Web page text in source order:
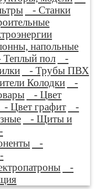
- Станки
напольные
пол
-
- Трубы ПВХ
Колодки
-
- Цвет
- Цвет графит
-
- Щиты и
-
-